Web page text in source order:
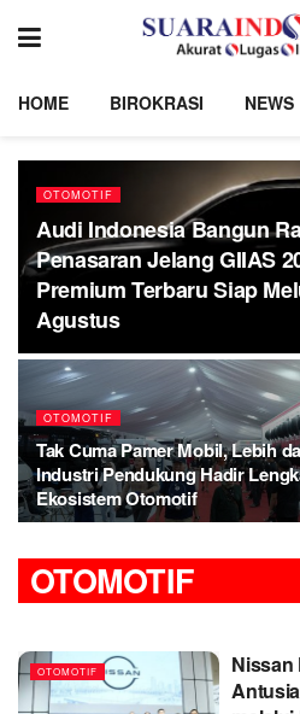
HOME BIROKRASI NEWS
OTOMOTIF
Audi Indonesia Bangun
Penasaran Jelang GIIAS
Premium Terbaru Siap
Agustus
OTOMOTIF
Tak Cuma Pamer Mobil, Lebih
Industri Pendukung Hadir
Ekosistem Otomotif
OTOMOTIF
OTOMOTIF
Nissan